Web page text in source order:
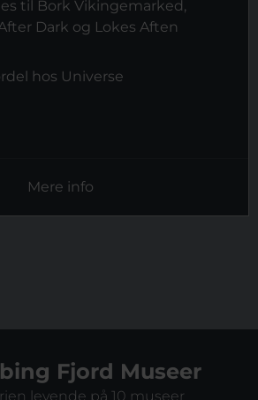
til Bork Vikingemarked,
Dark og Lokes Aften
hos Universe
Mere info
Fjord Museer
levende på 10 museer